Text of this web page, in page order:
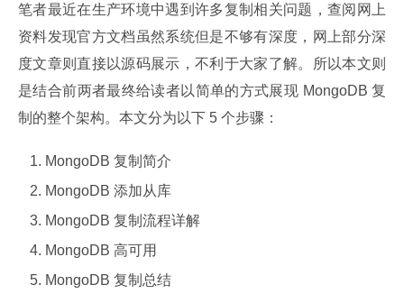
笔者最近在生产环境中遇到许多复制相关问题，查阅网上
资料发现官方文档虽然系统但是不够有深度，网上部分深
度文章则直接以源码展示，不利于大家了解。所以本文则
是结合前两者最终给读者以简单的方式展现 MongoDB 复
制的整个架构。本文分为以下 5 个步骤：
MongoDB 复制简介
MongoDB 添加从库
MongoDB 复制流程详解
MongoDB 高可用
MongoDB 复制总结